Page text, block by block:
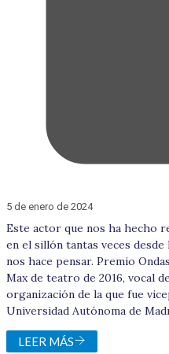
5 de enero de 2024
Este actor que nos ha hecho
en el sillón tantas veces
nos hace pensar. Premio
Max de teatro de 2016, vocal
organización de la que fue
Universidad Autónoma de
LEER MÁS